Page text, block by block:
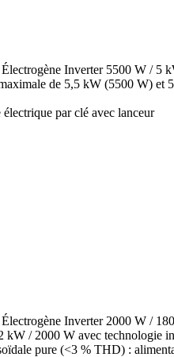
Inverter 5500 W / 5
de 5,5 kW (5500 W) et
électrique par clé avec lanceur
Inverter 2000 W /
kW / 2000 W avec technologie
pure (<3 % THD) :